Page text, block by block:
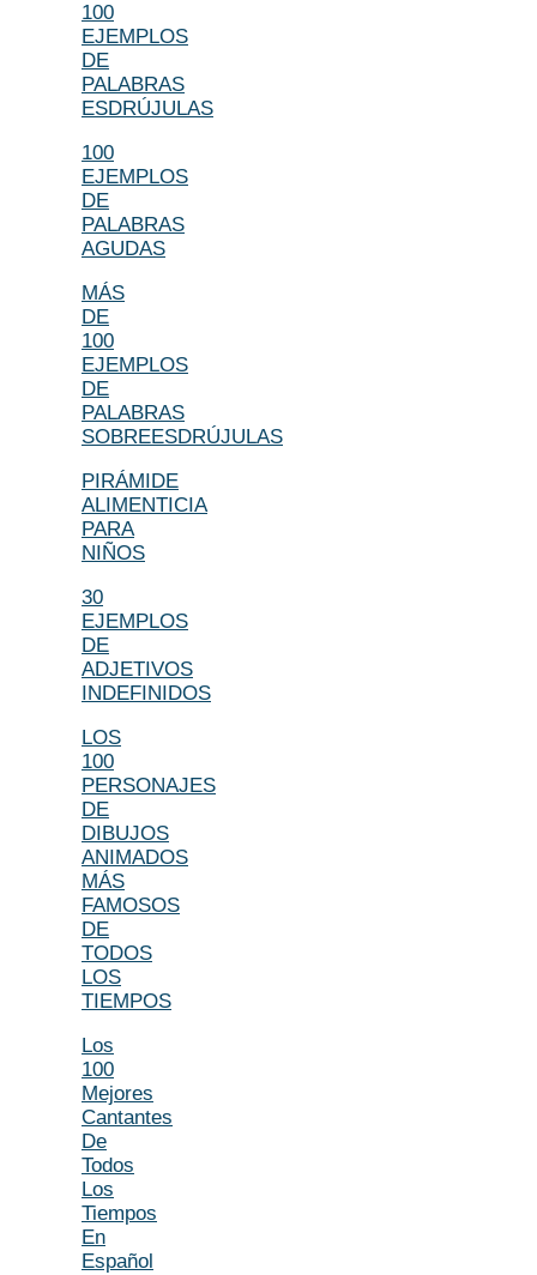
100
EJEMPLOS
DE
PALABRAS
ESDRÚJULAS
100
EJEMPLOS
DE
PALABRAS
AGUDAS
MÁS
DE
100
EJEMPLOS
DE
PALABRAS
SOBREESDRÚJULAS
PIRÁMIDE
ALIMENTICIA
PARA
NIÑOS
30
EJEMPLOS
DE
ADJETIVOS
INDEFINIDOS
LOS
100
PERSONAJES
DE
DIBUJOS
ANIMADOS
MÁS
FAMOSOS
DE
TODOS
LOS
TIEMPOS
Los
100
Mejores
Cantantes
De
Todos
Los
Tiempos
En
Español